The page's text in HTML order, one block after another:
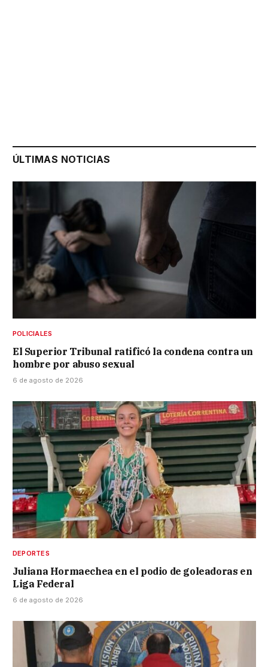
ÚLTIMAS NOTICIAS
POLICIALES
El Superior Tribunal ratificó la condena contra un
hombre por abuso sexual
6 de agosto de 2026
DEPORTES
Juliana Hormaechea en el podio de goleadoras en
Liga Federal
6 de agosto de 2026